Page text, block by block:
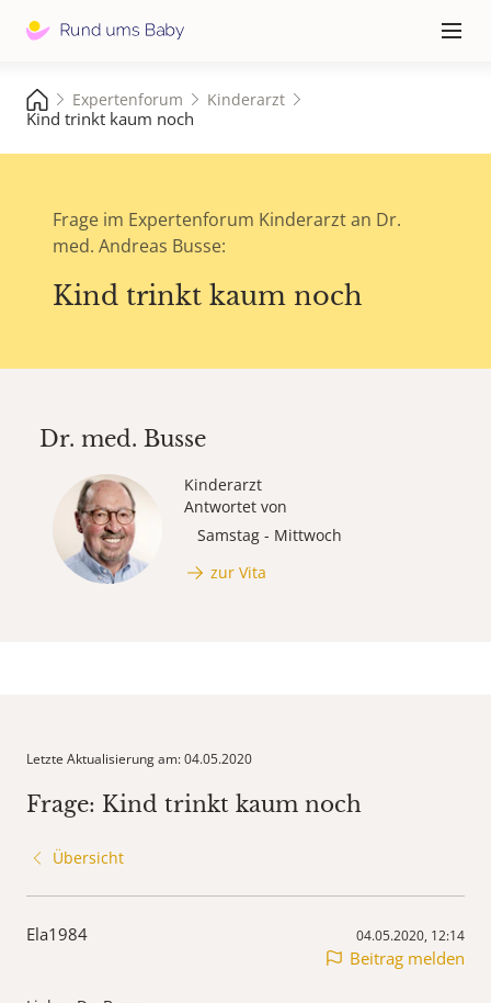
≡
Expertenforum Kinderarzt
Kind trinkt kaum noch
Frage im Expertenforum Kinderarzt an Dr.
med. Andreas Busse:
Kind trinkt kaum noch
Dr. med. Busse
Kinderarzt
Antwortet von
Samstag - Mittwoch
zur Vita
Letzte Aktualisierung am: 04.05.2020
Frage: Kind trinkt kaum noch
Übersicht
Ela1984 04.05.2020, 12:14
Beitrag melden